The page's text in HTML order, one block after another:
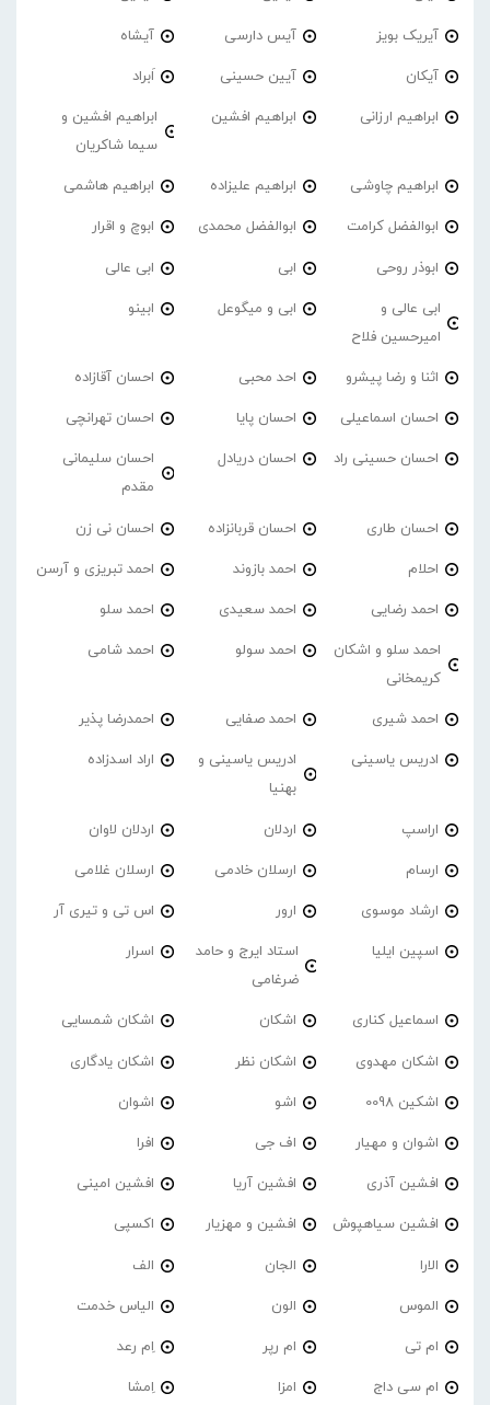
آیریک بویز آیس دارسی آیشاه
آیکان آیین حسینی اَبراد
ابراهیم ارزانی ابراهیم افشین
ابراهیم افشین و
سیما شاکریان
ابراهیم چاوشی ابراهیم علیزاده ابراهیم هاشمی
ابوالفضل کرامت ابوالفضل محمدی ابوچ و اقرار
ابوذر روحی ابی ابی عالی
ابی عالی و
امیرحسین فلاح
ابی و میگوعل ابینو
اثنا و رضا پیشرو احد محبی احسان آقازاده
احسان اسماعیلی احسان پایا احسان تهرانچی
احسان حسینی راد احسان دریادل
احسان سلیمانی
مقدم
احسان طاری احسان قربانزاده احسان نی زن
احلام احمد بازوند احمد تبریزی و آرسن
احمد‌ رضایی احمد سعیدی احمد سلو
احمد سلو و اشکان
کریمخانی
احمد سولو احمد شامی
احمد شیری احمد صفایی احمدرضا پذیر
ادریس یاسینی
ادریس یاسینی و
بهنیا
اراد اسدزاده
اراسپ اردلان اردلان لاوان
ارسام ارسلان خادمی ارسلان غلامی
ارشاد موسوی ارور اس تی و تیری آر
اسپین ایلیا
استاد ایرج و حامد
ضرغامی
اسرار
اسماعیل کناری اشکان اشکان شمسایی
اشکان مهدوی اشکان نظر اشکان یادگاری
اشکین 0098 اشو اشوان
اشوان و مهیار اف جی افرا
افشین آذری افشین آریا افشین امینی
افشین سیاهپوش افشین و مهزیار اکسپی
الارا الجان الف
الموس الون الیاس خدمت
ام تی ام رپر اِم رعد
ام سی داج امزا اِمشا